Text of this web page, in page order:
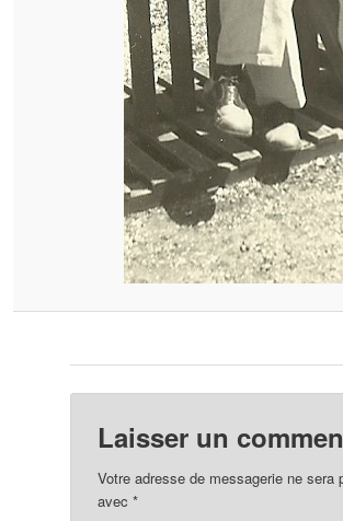
Laisser un
Votre adresse de messagerie ne sera
avec*